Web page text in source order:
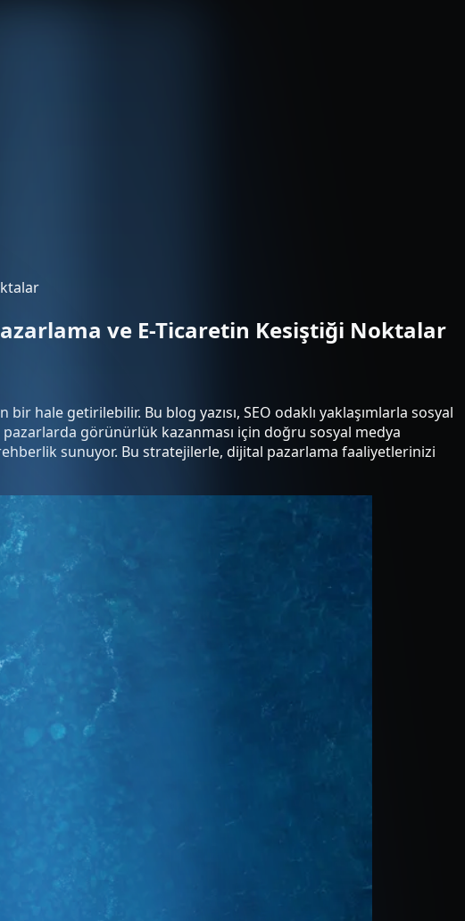
ve E-Ticaretin Kesiştiği Noktalar
hale getirilebilir. Bu blog yazısı, SEO odaklı yaklaşımlarla sosyal
görünürlük kazanması için doğru sosyal medya
sunuyor. Bu stratejilerle, dijital pazarlama faaliyetlerinizi